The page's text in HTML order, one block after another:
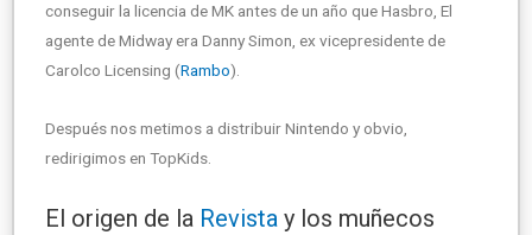
conseguir la licencia de MK antes de un año que Hasbro, El
agente de Midway era Danny Simon, ex vicepresidente de
Carolco Licensing (Rambo).
Después nos metimos a distribuir Nintendo y obvio,
redirigimos en TopKids.
El origen de la Revista y los muñecos